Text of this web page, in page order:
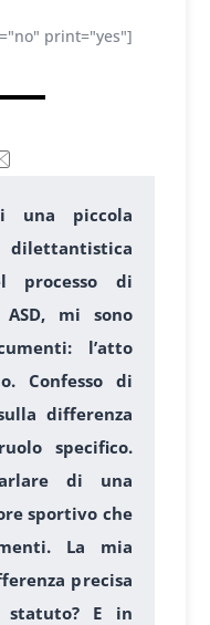
print="yes"]
una piccola
processo di
mi sono
l’atto
Confesso di
differenza
specifico.
di una
sportivo che
La mia
precisa
E in